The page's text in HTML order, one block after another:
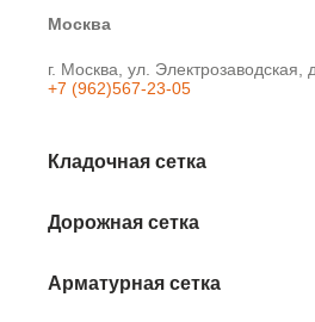
Москва
г. Москва, ул.
+7 (962)567-23-05
Кладочная сетка
Дорожная сетка
Арматурная сетка